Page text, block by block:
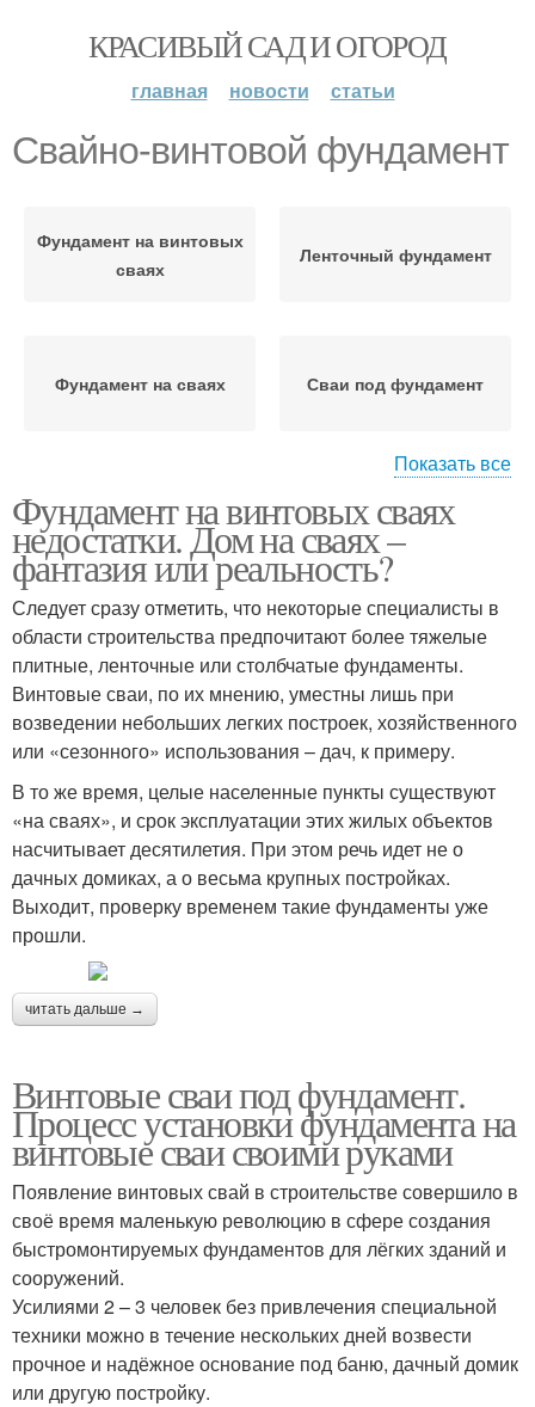
КРАСИВЫЙ САД И ОГОРОД
главная новости статьи
Свайно-винтовой фундамент
Фундамент на винтовых
сваях
Ленточный фундамент
Фундамент на сваях Сваи под фундамент
Фундамент на винтовые
сваи
фундаменте
Показать все
Фундамент на винтовых сваях
недостатки. Дом на сваях –
фантазия или реальность?
Следует сразу отметить, что некоторые специалисты в
области строительства предпочитают более тяжелые
плитные, ленточные или столбчатые фундаменты.
Винтовые сваи, по их мнению, уместны лишь при
возведении небольших легких построек, хозяйственного
или «сезонного» использования – дач, к примеру.
В то же время, целые населенные пункты существуют
«на сваях», и срок эксплуатации этих жилых объектов
насчитывает десятилетия. При этом речь идет не о
дачных домиках, а о весьма крупных постройках.
Выходит, проверку временем такие фундаменты уже
прошли.
читать дальше →
Винтовые сваи под фундамент.
Процесс установки фундамента на
винтовые сваи своими руками
Появление винтовых свай в строительстве совершило в
своё время маленькую революцию в сфере создания
быстромонтируемых фундаментов для лёгких зданий и
сооружений.
Усилиями 2 – 3 человек без привлечения специальной
техники можно в течение нескольких дней возвести
прочное и надёжное основание под баню, дачный домик
или другую постройку.